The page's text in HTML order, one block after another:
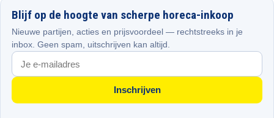
Blijf op de hoogte van scherpe horeca-inkoop
Nieuwe partijen, acties en prijsvoordeel — rechtstreeks in je
inbox. Geen spam, uitschrijven kan altijd.
Inschrijven